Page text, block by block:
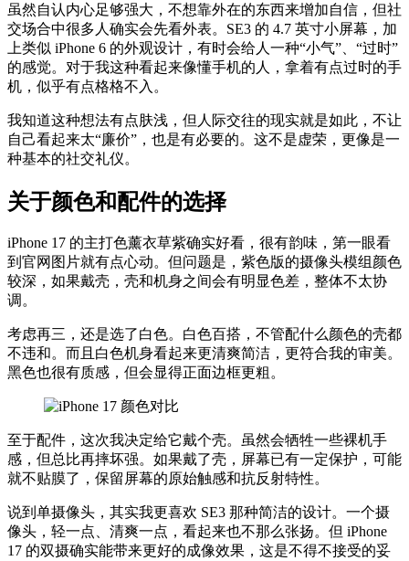
虽然自认内心足够强大，不想靠外在的东西来增加自信，但社
交场合中很多人确实会先看外表。SE3 的 4.7 英寸小屏幕，加
上类似 iPhone 6 的外观设计，有时会给人一种“小气”、“过时”
的感觉。对于我这种看起来像懂手机的人，拿着有点过时的手
机，似乎有点格格不入。
我知道这种想法有点肤浅，但人际交往的现实就是如此，不让
自己看起来太“廉价”，也是有必要的。这不是虚荣，更像是一
种基本的社交礼仪。
关于颜色和配件的选择
iPhone 17 的主打色薰衣草紫确实好看，很有韵味，第一眼看
到官网图片就有点心动。但问题是，紫色版的摄像头模组颜色
较深，如果戴壳，壳和机身之间会有明显色差，整体不太协
调。
考虑再三，还是选了白色。白色百搭，不管配什么颜色的壳都
不违和。而且白色机身看起来更清爽简洁，更符合我的审美。
黑色也很有质感，但会显得正面边框更粗。
至于配件，这次我决定给它戴个壳。虽然会牺牲一些裸机手
感，但总比再摔坏强。如果戴了壳，屏幕已有一定保护，可能
就不贴膜了，保留屏幕的原始触感和抗反射特性。
说到单摄像头，其实我更喜欢 SE3 那种简洁的设计。一个摄
像头，轻一点、清爽一点，看起来也不那么张扬。但 iPhone
17 的双摄确实能带来更好的成像效果，这是不得不接受的妥